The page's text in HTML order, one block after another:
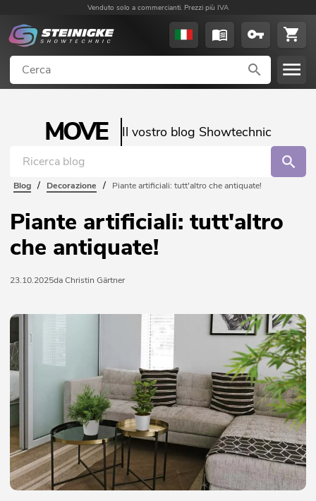
Venduto solo a commercianti. Prezzi più IVA
MOVE Il vostro blog Showtechnic
Blog / Decorazione / Piante artificiali: tutt'altro che antiquate!
Piante artificiali: tutt'altro
che antiquate!
23.10.2025da Christin Gärtner